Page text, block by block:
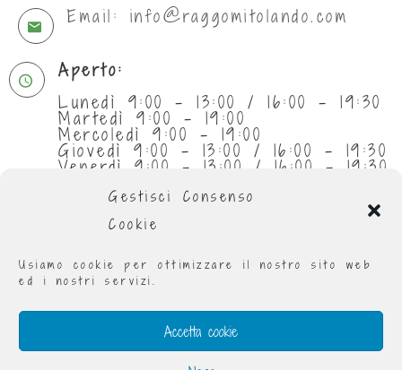
Gestisci Consenso
Cookie
Usiamo cookie per ottimizzare il nostro sito web
ed i nostri servizi.
Accetta cookie
Email: info@raggomitolando.com
Aperto:
Lunedì 9:00 - 13:00 / 16:00 - 19:30
Martedì 9:00 - 19:00
Mercoledì 9:00 - 19:00
Giovedì 9:00 - 13:00 / 16:00 - 19:30
Venerdì 9:00 - 13:00 / 16:00 - 19:30